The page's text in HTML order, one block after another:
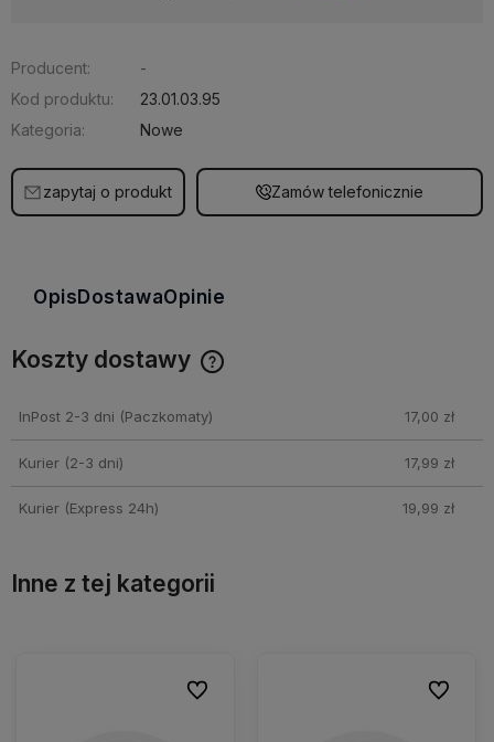
Producent:
-
Kod produktu:
23.01.03.95
Kategoria:
Nowe
zapytaj o produkt Zamów telefonicznie
Opis DostawaOpinie
Koszty dostawy
InPost 2-3 dni (Paczkomaty) 17,00 zł
Kurier (2-3 dni) 17,99 zł
Kurier (Express 24h) 19,99 zł
Inne z tej kategorii
Do ulubionych
Do ulubionych Do
Do